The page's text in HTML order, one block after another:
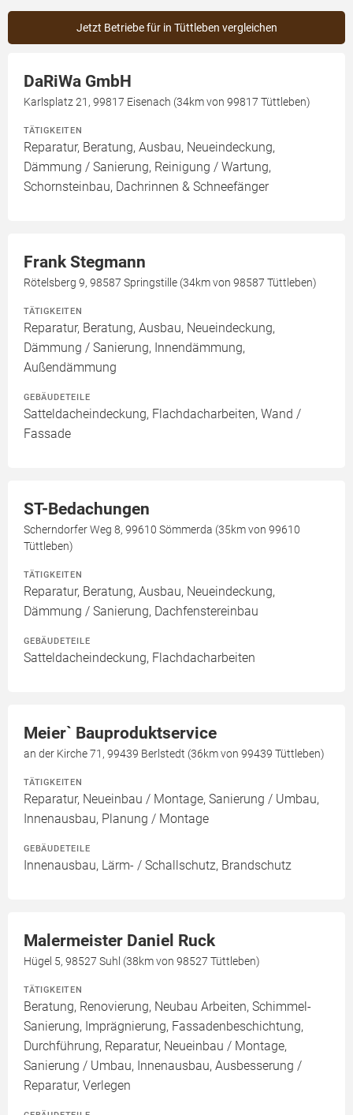
Jetzt Betriebe für in Tüttleben vergleichen
DaRiWa GmbH
Karlsplatz 21, 99817 Eisenach (34km von 99817 Tüttleben)
TÄTIGKEITEN
Reparatur, Beratung, Ausbau, Neueindeckung,
Dämmung / Sanierung, Reinigung / Wartung,
Schornsteinbau, Dachrinnen & Schneefänger
Frank Stegmann
Rötelsberg 9, 98587 Springstille (34km von 98587 Tüttleben)
TÄTIGKEITEN
Reparatur, Beratung, Ausbau, Neueindeckung,
Dämmung / Sanierung, Innendämmung,
Außendämmung
GEBÄUDETEILE
Satteldacheindeckung, Flachdacharbeiten, Wand /
Fassade
ST-Bedachungen
Scherndorfer Weg 8, 99610 Sömmerda (35km von 99610
Tüttleben)
TÄTIGKEITEN
Reparatur, Beratung, Ausbau, Neueindeckung,
Dämmung / Sanierung, Dachfenstereinbau
GEBÄUDETEILE
Satteldacheindeckung, Flachdacharbeiten
Meier` Bauproduktservice
an der Kirche 71, 99439 Berlstedt (36km von 99439 Tüttleben)
TÄTIGKEITEN
Reparatur, Neueinbau / Montage, Sanierung / Umbau,
Innenausbau, Planung / Montage
GEBÄUDETEILE
Innenausbau, Lärm- / Schallschutz, Brandschutz
Malermeister Daniel Ruck
Hügel 5, 98527 Suhl (38km von 98527 Tüttleben)
TÄTIGKEITEN
Beratung, Renovierung, Neubau Arbeiten, Schimmel-
Sanierung, Imprägnierung, Fassadenbeschichtung,
Durchführung, Reparatur, Neueinbau / Montage,
Sanierung / Umbau, Innenausbau, Ausbesserung /
Reparatur, Verlegen